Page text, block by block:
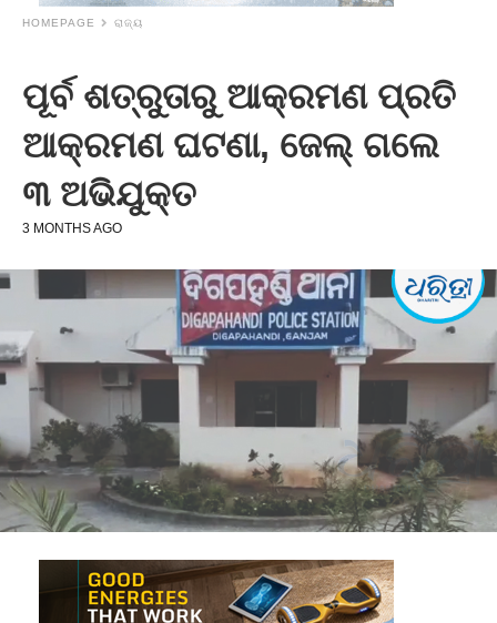
HOMEPAGE ରାଜ୍ୟ
ପୂର୍ବ ଶତ୍ରୁତାରୁ ଆକ୍ରମଣ ପ୍ରତି
ଆକ୍ରମଣ ଘଟଣା, ଜେଲ୍ ଗଲେ
୩ ଅଭିଯୁକ୍ତ
3 MONTHS AGO